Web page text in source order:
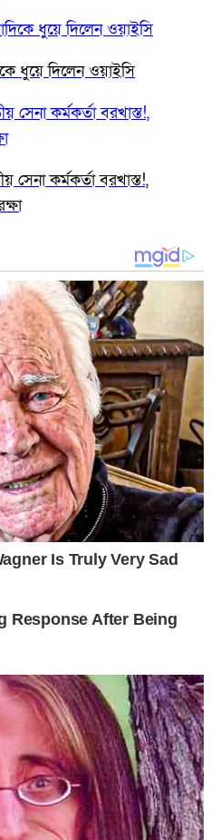
ধুয়ে দিলেন ওয়াইসি
সেনা কর্মকর্তা বরখাস্ত!,